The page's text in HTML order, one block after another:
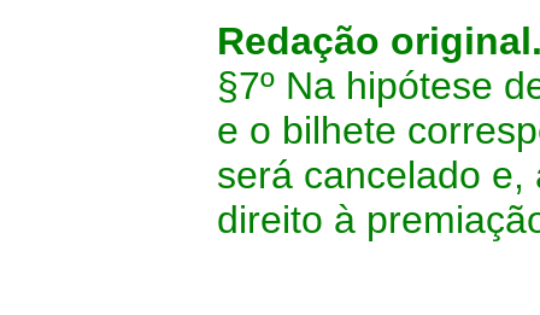
Redação
§7º Na hipótese
e o bilhete
será cancelado
direito à